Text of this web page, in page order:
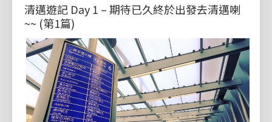
清邁遊記 Day 1 – 期待已久終於出發去清邁喇
~~ (第1篇)